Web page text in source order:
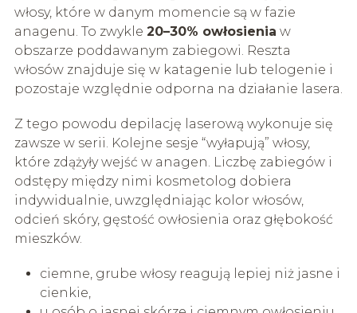
włosy, które w danym momencie są w fazie
anagenu. To zwykle 20–30% owłosienia w
obszarze poddawanym zabiegowi. Reszta
włosów znajduje się w katagenie lub telogenie i
pozostaje względnie odporna na działanie lasera.
Z tego powodu depilację laserową wykonuje się
zawsze w serii. Kolejne sesje “wyłapują” włosy,
które zdążyły wejść w anagen. Liczbę zabiegów i
odstępy między nimi kosmetolog dobiera
indywidualnie, uwzględniając kolor włosów,
odcień skóry, gęstość owłosienia oraz głębokość
mieszków.
ciemne, grube włosy reagują lepiej niż jasne i
cienkie,